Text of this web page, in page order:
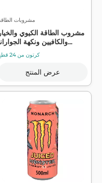
مشروبات
مشروب الطاقة الكيوي والخيار
والكافيين ونكهة الجوارانا...
كرتون من 24 قطع
عرض المنتج